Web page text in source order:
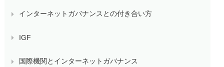
インターネットガバナンスとの付き合い方
IGF
国際機関とインターネットガバナンス